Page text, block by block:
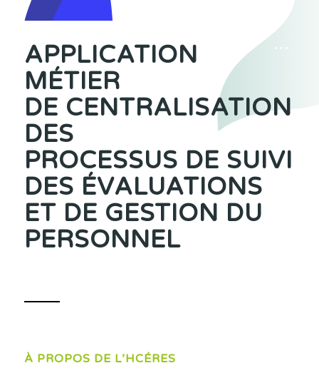
APPLICATION
MÉTIER
DE CENTRALISATION
DES
PROCESSUS DE SUIVI
DES ÉVALUATIONS
ET DE GESTION DU
PERSONNEL
À PROPOS DE L’HCÉRES